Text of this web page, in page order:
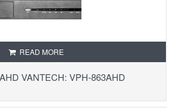
READ MORE
VANTECH: VPH-863AHD